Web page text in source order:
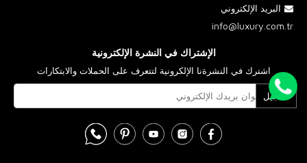
البريد الإلكتروني
info@luxury.com.tr
الإشتراك في النشرة الإلكترونية
اشترك في النشرةنا الإلكرونية لتتعرف على الحملات والابتكارات
تسجيل